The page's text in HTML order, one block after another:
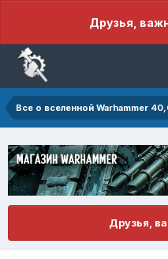
Друзья,
Все о вселенной Warhammer
Друзья,